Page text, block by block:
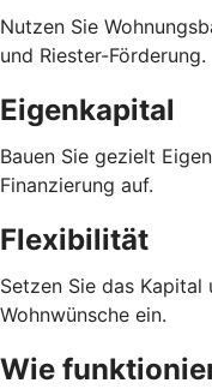
Nutzen Sie
und Riester-Förderung.
Eigenkapital
Bauen Sie gezielt
Finanzierung auf.
Flexibilität
Setzen Sie das
Wohnwünsche ein.
Wie